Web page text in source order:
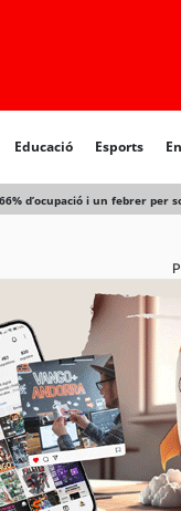
Educació Esports
d’ocupació i un febrer per